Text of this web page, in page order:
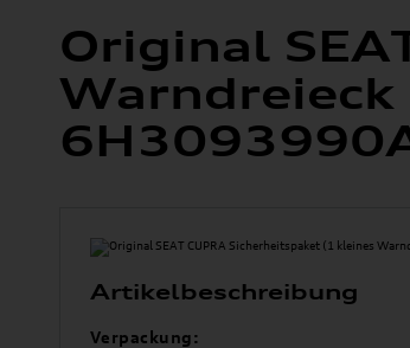
Original
Artikelbeschreibung
Verpackung: